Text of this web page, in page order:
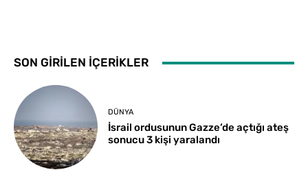
SON GİRİLEN İÇERİKLER
DÜNYA
İsrail ordusunun Gazze’de açtığı ateş
sonucu 3 kişi yaralandı